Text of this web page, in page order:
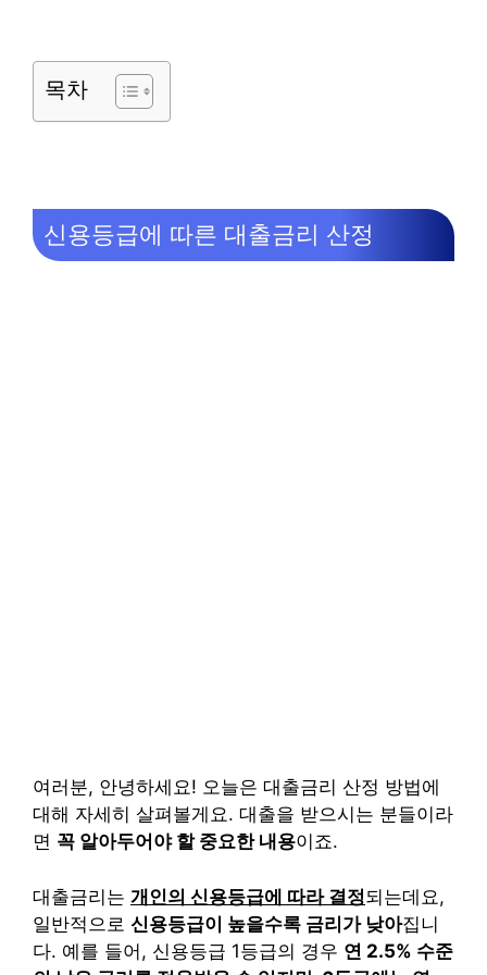
목차
신용등급에 따른 대출금리 산정
여러분, 안녕하세요! 오늘은 대출금리 산정 방법에
대해 자세히 살펴볼게요. 대출을 받으시는 분들이라
면 꼭 알아두어야 할 중요한 내용이죠.
대출금리는 개인의 신용등급에 따라 결정되는데요,
일반적으로 신용등급이 높을수록 금리가 낮아집니
다. 예를 들어, 신용등급 1등급의 경우 연 2.5% 수준